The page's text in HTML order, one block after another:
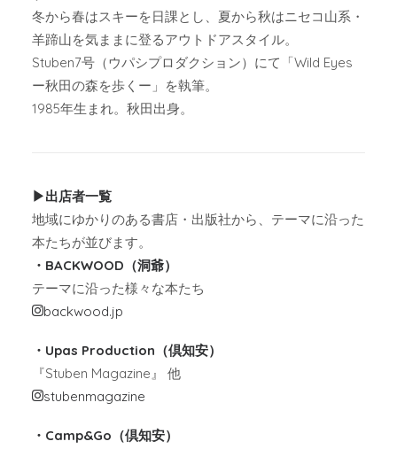
冬から春はスキーを日課とし、夏から秋はニセコ山系・
羊蹄山を気ままに登るアウトドアスタイル。
Stuben7号（ウパシプロダクション）にて「Wild Eyes
ー秋田の森を歩くー」を執筆。
1985年生まれ。秋田出身。
▶︎出店者一覧
地域にゆかりのある書店・出版社から、テーマに沿った
本たちが並びます。
・BACKWOOD（洞爺）
テーマに沿った様々な本たち
backwood.jp
・Upas Production（倶知安）
『Stuben Magazine』 他
stubenmagazine
・Camp&Go（倶知安）